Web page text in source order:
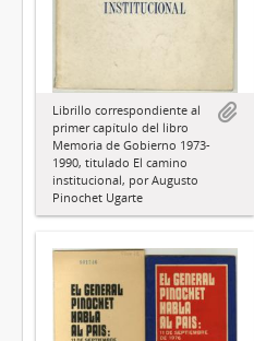
Librillo correspondiente al
primer capítulo del libro
Memoria de Gobierno 1973-
1990, titulado El camino
institucional, por Augusto
Pinochet Ugarte